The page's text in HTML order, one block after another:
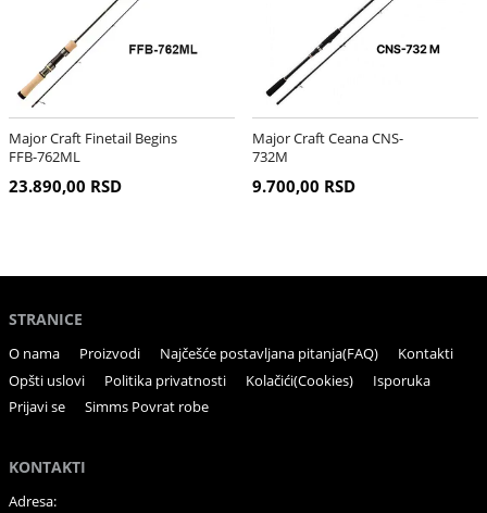
Major Craft Finetail Begins
FFB-762ML
23.890,00 RSD
Major Craft Ceana CNS-
732M
9.700,00 RSD
STRANICE
O nama Proizvodi Najčešće postavljana pitanja(FAQ)
Kontakti
Opšti uslovi
Politika privatnosti Kolačići(Cookies)
Isporuka
Prijavi se
Simms Povrat robe
KONTAKTI
Adresa: